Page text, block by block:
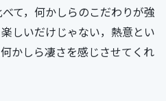
て，何かしらのこだわりが強
しいだけじゃない，熱意とい
かしら凄さを感じさせてくれ